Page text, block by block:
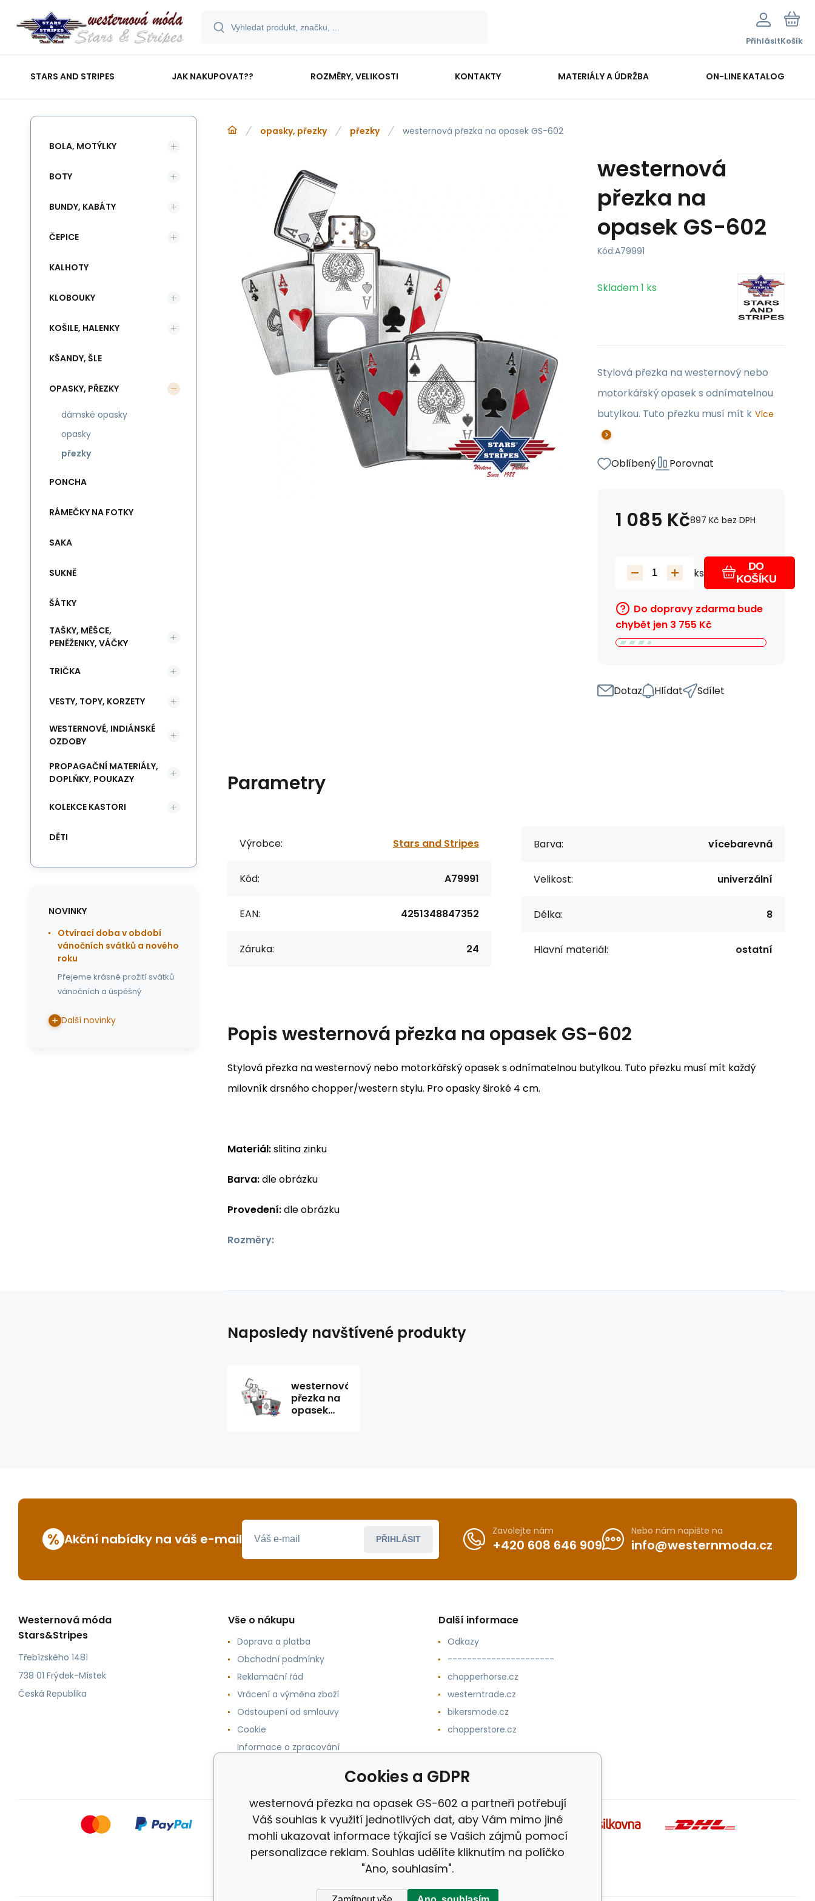
PřihlásitKošík
STARS AND STRIPES JAK NAKUPOVAT?? ROZMĚRY, VELIKOSTI KONTAKTY MATERIÁLY A ÚDRŽBA ON-LINE KATALOG
opasky, přezky přezky westernová přezka na opasek GS-602
westernová
přezka na
opasek GS-602
Kód:A79991
Skladem1 ks
Stylová přezka na westernový nebo
motorkářský opasek s odnímatelnou
butylkou. Tuto přezku musí mít k Více
Oblíbený Porovnat
1 085 Kč897 Kč bez DPH
ks
DO
KOŠÍKU
Do dopravy zdarma bude
chybět jen 3 755 Kč
Dotaz Hlídat Sdílet
Parametry
Výrobce: Stars and Stripes
Kód: A79991
EAN: 4251348847352
Záruka: 24
Barva: vícebarevná
Velikost: univerzální
Délka: 8
Hlavní materiál: ostatní
Popiswesternová přezka na opasek GS-602
Stylová přezka na westernový nebo motorkářský opasek s odnímatelnou butylkou. Tuto přezku musí mít každý
milovník drsného chopper/western stylu. Pro opasky široké 4 cm.
Materiál:slitina zinku
Barva:dle obrázku
Provedení:dle obrázku
Rozměry:
BOLA, MOTÝLKY
BOTY
BUNDY, KABÁTY
ČEPICE
KALHOTY
KLOBOUKY
KOŠILE, HALENKY
KŠANDY, ŠLE
OPASKY, PŘEZKY
dámské opasky
opasky
přezky
PONCHA
RÁMEČKY NA FOTKY
SAKA
SUKNĚ
ŠÁTKY
TAŠKY, MĚŠCE,
PENĚŽENKY, VÁČKY
TRIČKA
VESTY, TOPY, KORZETY
WESTERNOVÉ, INDIÁNSKÉ
OZDOBY
PROPAGAČNÍ MATERIÁLY,
DOPLŇKY, POUKAZY
KOLEKCE KASTORI
DĚTI
NOVINKY
Otvírací doba v období
vánočních svátků a nového
roku
Přejeme krásné prožití svátků
vánočních a úspěšný
Další novinky
Naposledy navštívené produkty
westernová
přezka na
opasek
% Akční nabídky na váš e-mail PŘIHLÁSIT
Zavolejte nám
+420 608 646 909
Nebo nám napište na
info@westernmoda.cz
Westernová móda
Stars&Stripes
Třebízského 1481
738 01 Frýdek-Místek
Česká Republika
Vše o nákupu
Doprava a platba
Obchodní podmínky
Reklamační řád
Vrácení a výměna zboží
Odstoupení od smlouvy
Cookie
Informace o zpracování
Další informace
Odkazy
----------------------
chopperhorse.cz
westerntrade.cz
bikersmode.cz
chopperstore.cz
Cookies a GDPR
westernová přezka na opasek GS-602 a partneři potřebují
Váš souhlas k využití jednotlivých dat, aby Vám mimo jiné
mohli ukazovat informace týkající se Vašich zájmů pomocí
personalizace reklam. Souhlas udělíte kliknutím na políčko
"Ano, souhlasím".